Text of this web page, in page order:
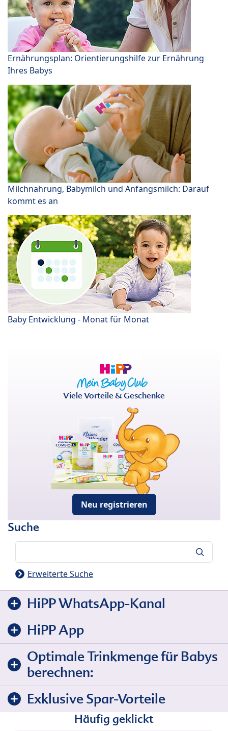
Ernährungsplan: Orientierungshilfe zur Ernährung
Ihres Babys
Milchnahrung, Babymilch und Anfangsmilch: Darauf
kommt es an
Baby Entwicklung - Monat für Monat
Viele Vorteile & Geschenke
Neu registrieren
Suche
Erweiterte Suche
HiPP WhatsApp-Kanal
HiPP App
Optimale Trinkmenge für Babys
berechnen:
Exklusive Spar-Vorteile
Häufig geklickt